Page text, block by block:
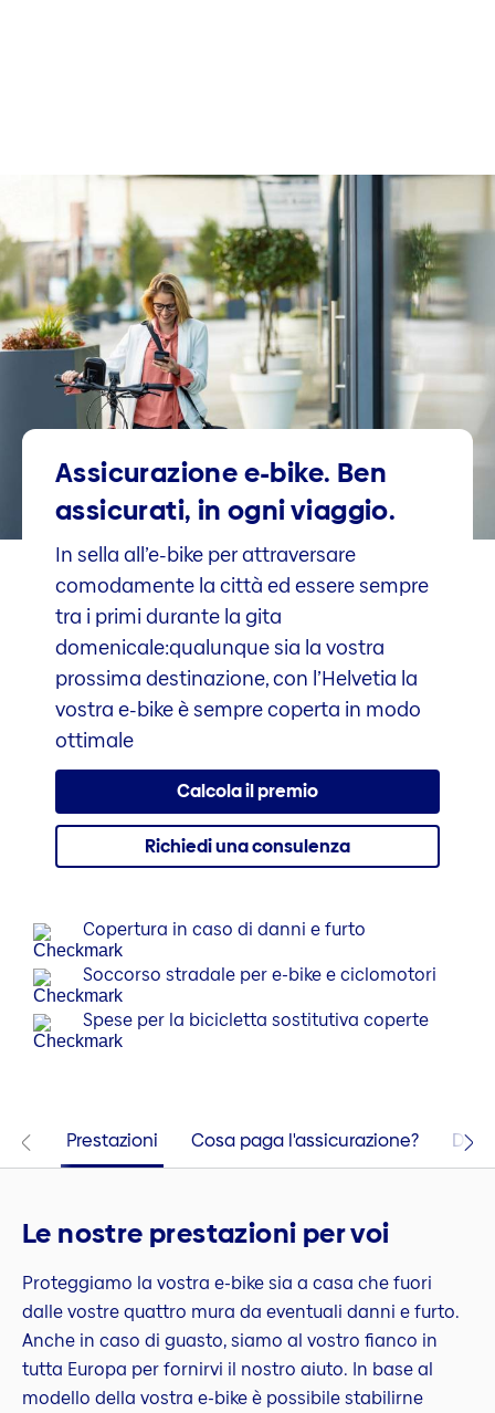
Assicurazione e-bike. Ben
assicurati, in ogni viaggio.
In sella all’e-bike per attraversare
comodamente la città ed essere sempre
tra i primi durante la gita
domenicale:qualunque sia la vostra
prossima destinazione, con l’Helvetia la
vostra e-bike è sempre coperta in modo
ottimale
Calcola il premio
Richiedi una consulenza
Copertura in caso di danni e furto
Soccorso stradale per e-bike e ciclomotori
Spese per la bicicletta sosti­tu­tiva coperte
Prestazioni Cosa paga l'assicurazione?
Le nostre prestazioni per voi
Proteggiamo la vostra e-bike sia a casa che fuori
dalle vostre quattro mura da eventuali danni e furto.
Anche in caso di guasto, siamo al vostro fianco in
tutta Europa per fornirvi il nostro aiuto. In base al
modello della vostra e-bike è possibile stabilirne